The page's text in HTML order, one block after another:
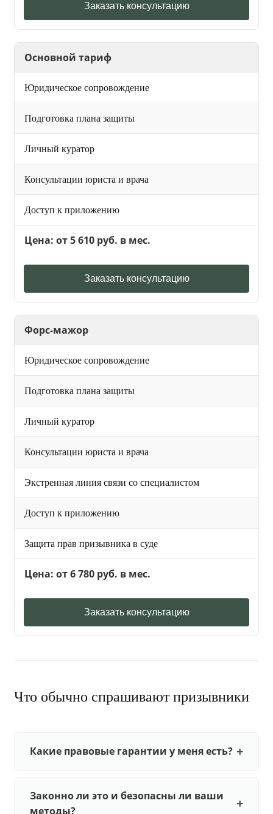
Заказать консультацию
Основной тариф
Юридическое сопровождение
Подготовка плана защиты
Личный куратор
Консультации юриста и врача
Доступ к приложению
Цена: от 5 610 руб. в мес.
Заказать консультацию
Форс-мажор
Юридическое сопровождение
Подготовка плана защиты
Личный куратор
Консультации юриста и врача
Экстренная линия связи со специалистом
Доступ к приложению
Защита прав призывника в суде
Цена: от 6 780 руб. в мес.
Заказать консультацию
Что обычно спрашивают призывники
Какие правовые гарантии у меня есть?
Законно ли это и безопасны ли ваши
методы?